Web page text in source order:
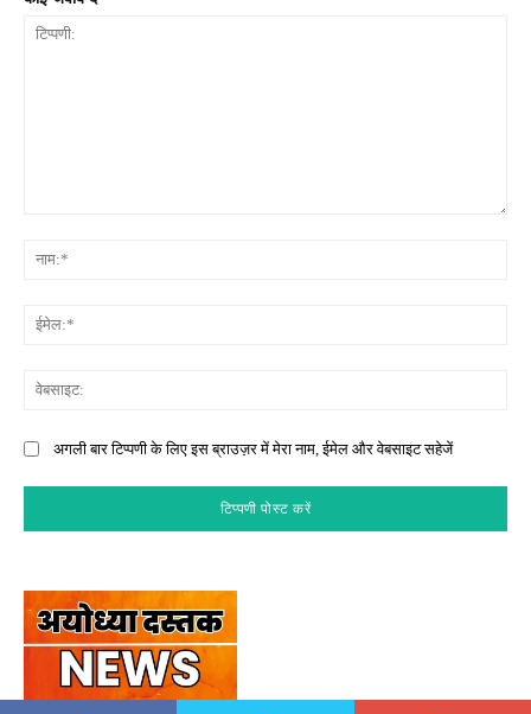
अगली बार टिप्पणी के लिए इस ब्राउज़र में मेरा नाम, ईमेल और वेबसाइट सहेजें